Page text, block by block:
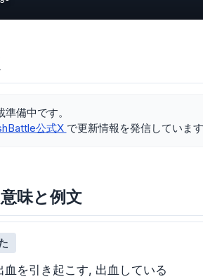
備中です。
公式X で更新情報を発信しています
味と例文
血を引き起こす 出血している